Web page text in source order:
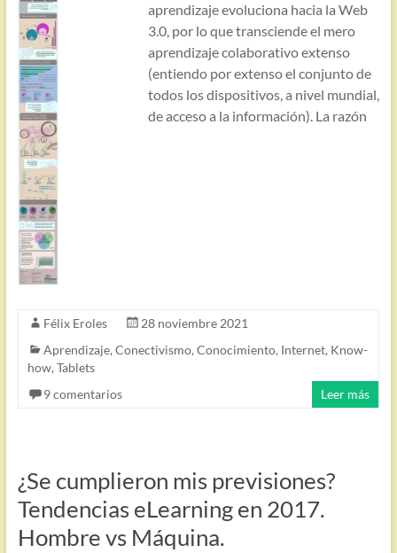
aprendizaje evoluciona hacia la Web
3.0, por lo que transciende el mero
aprendizaje colaborativo extenso
(entiendo por extenso el conjunto de
todos los dispositivos, a nivel mundial,
de acceso a la información). La razón
Félix Eroles
28 noviembre 2021
Aprendizaje, Conectivismo, Conocimiento, Internet, Know-
how, Tablets
9 comentarios
Leer más
¿Se cumplieron mis previsiones?
Tendencias eLearning en 2017.
Hombre vs Máquina.